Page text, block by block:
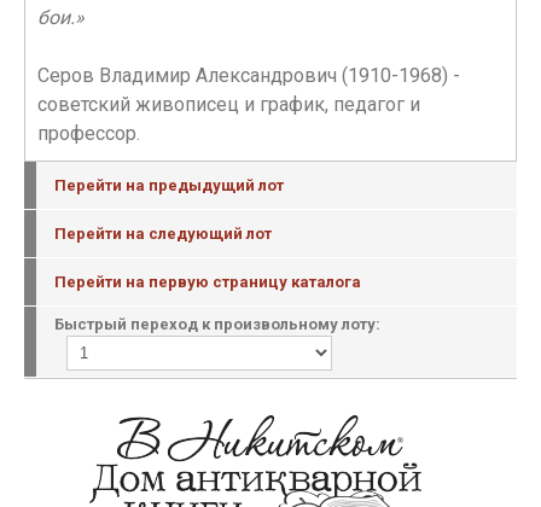
бои.»
Серов Владимир Александрович (1910-1968) -
советский живописец и график, педагог и
профессор.
Перейти на предыдущий лот
Перейти на следующий лот
Перейти на первую страницу каталога
Быстрый переход к произвольному лоту: